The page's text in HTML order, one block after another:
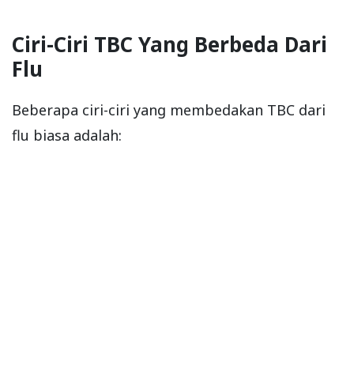
Ciri-Ciri TBC Yang Berbeda Dari
Flu
Beberapa ciri-ciri yang membedakan TBC dari
flu biasa adalah: